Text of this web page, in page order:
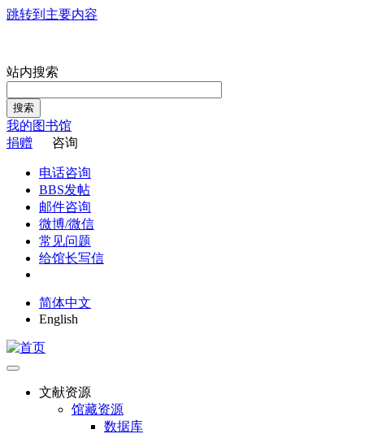
跳转到主要内容
站内搜索
搜索
我的图书馆
捐赠
咨询
电话咨询
BBS发帖
邮件咨询
微博/微信
常见问题
给馆长写信
简体中文
English
文献资源
馆藏资源
数据库